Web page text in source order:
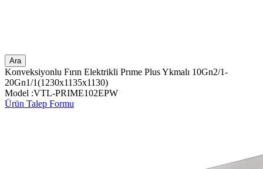
Ara
Konveksiyonlu Fırın Elektrikli Prıme Plus Ykmalı 10Gn2/1-
20Gn1/1(1230x1135x1130)
Model :VTL-PRIME102EPW
Ürün Talep Formu